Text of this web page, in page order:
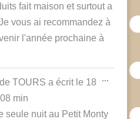
fait maison et surtout a
vous ai recommandez à
l'année prochaine à
de TOURS a écrit le 18
min
seule nuit au Petit Monty
... Ouvrir/